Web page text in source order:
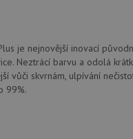
je nejnovější inovací
Neztrácí barvu a odolá
vůči skvrnám, ulpívání
99%.
webu.
ke sledování
vložená do